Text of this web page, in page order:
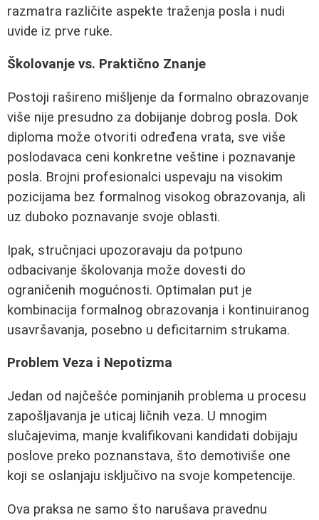
razmatra različite aspekte traženja posla i nudi
uvide iz prve ruke.
Školovanje vs. Praktično Znanje
Postoji rašireno mišljenje da formalno obrazovanje
više nije presudno za dobijanje dobrog posla. Dok
diploma može otvoriti određena vrata, sve više
poslodavaca ceni konkretne veštine i poznavanje
posla. Brojni profesionalci uspevaju na visokim
pozicijama bez formalnog visokog obrazovanja, ali
uz duboko poznavanje svoje oblasti.
Ipak, stručnjaci upozoravaju da potpuno
odbacivanje školovanja može dovesti do
ograničenih mogućnosti. Optimalan put je
kombinacija formalnog obrazovanja i kontinuiranog
usavršavanja, posebno u deficitarnim strukama.
Problem Veza i Nepotizma
Jedan od najčešće pominjanih problema u procesu
zapošljavanja je uticaj ličnih veza. U mnogim
slučajevima, manje kvalifikovani kandidati dobijaju
poslove preko poznanstava, što demotiviše one
koji se oslanjaju isključivo na svoje kompetencije.
Ova praksa ne samo što narušava pravednu